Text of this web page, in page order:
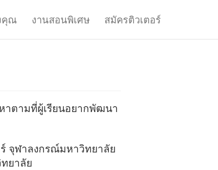
คุณ งานสอนพิเศษ สมัครติวเตอร์
าตามที่ผู้เรียนอยากพัฒนา
จุฬาลงกรณ์มหาวิทยาลัย
ยาลัย